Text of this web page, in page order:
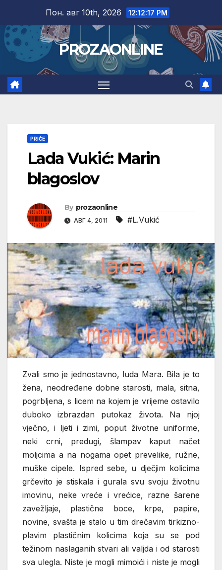
content
Пон. авг 10th, 2026 12:12:19 PM
PROZAONLINE
PRIČE
Lada Vukić: Marin
blagoslov
By prozaonline
АВГ 4, 2011 #L.Vukić
Zvali smo je jednostavno, luda Mara. Bila je to
žena, neodređene dobne starosti, mala, sitna,
pogrbljena, s licem na kojem je vrijeme ostavilo
duboko izbrazdan putokaz života. Na njoj
vječno, i ljeti i zimi, poput životne uniforme,
neki crni, predugi, šlampav kaput načet
moljcima a na nogama opet prevelike, ružne,
muške cipele. Ispred sebe, u dječjim kolicima
grčevito je stiskala i gurala svu svoju životnu
imovinu, neke vreće i vrećice, razne šarene
zavežljaje, plastične boce, krpe, papire,
novine, svašta je stalo u tim drečavim tirkizno-
plavim plastičnim kolicima koja su se pod
težinom naslaganih stvari ali valjda i od starosti
sva ulegla. Niste je mogli mimoići i niste je mogli